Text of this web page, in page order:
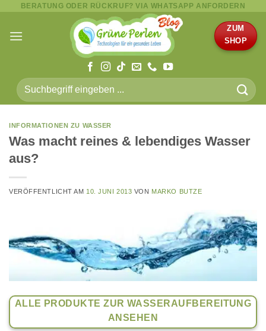
springen
BERATUNG ODER RÜCKRUF? VIA WHATSAPP ANFORDERN
ZUM
SHOP
Suche
nach:
INFORMATIONEN ZU WASSER
Was macht reines & lebendiges Wasser
aus?
VERÖFFENTLICHT AM 10. JUNI 2013 VON MARKO BUTZE
ALLE PRODUKTE ZUR WASSERAUFBEREITUNG
ANSEHEN